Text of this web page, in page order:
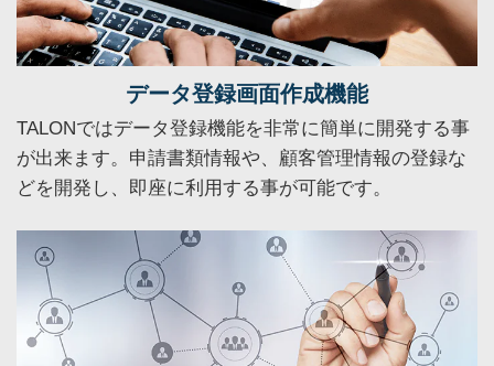
データ登録画面作成機能
TALONではデータ登録機能を非常に簡単に開発する事
が出来ます。申請書類情報や、顧客管理情報の登録な
どを開発し、即座に利用する事が可能です。